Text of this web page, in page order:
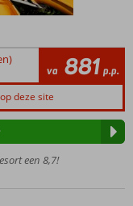
va 881 p.p.
deze site
een 8,7!